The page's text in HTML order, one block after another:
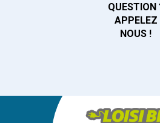
QUESTION
APPELEZ
NOUS !